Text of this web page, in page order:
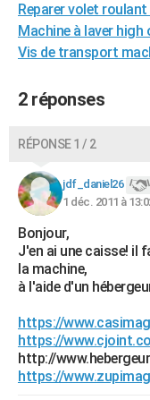
Destinations
City break
Voyage nature
Voyage de noces
Forum
Climat
PHOTO
GUIDES D'ACHAT
Dictionnaire
Biographies
Citations
Expressions
Proverbes
PROGRAMME TV
COPAINS D'AVANT
S'inscrire
Se connecter
Lycées
Collèges
Primaires
Universités
Entreprises
Service militaire
Avis de recherche
AVIS DE DÉCÈS
Bricolage
Lifestyle
Culture
Sport
Auto
Television
Voyage
Cinema
Reparer volet
Machine à laver high
Vis de transport
2 réponses
RÉPONSE 1 / 2
jdf_daniel26
1 déc. 2011 à
Bonjour,
J'en ai une caisse! il
la machine,
à l'aide d'un
https://
https://
http://
https://